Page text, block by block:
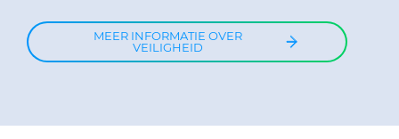
MEER INFORMATIE OVER
VEILIGHEID